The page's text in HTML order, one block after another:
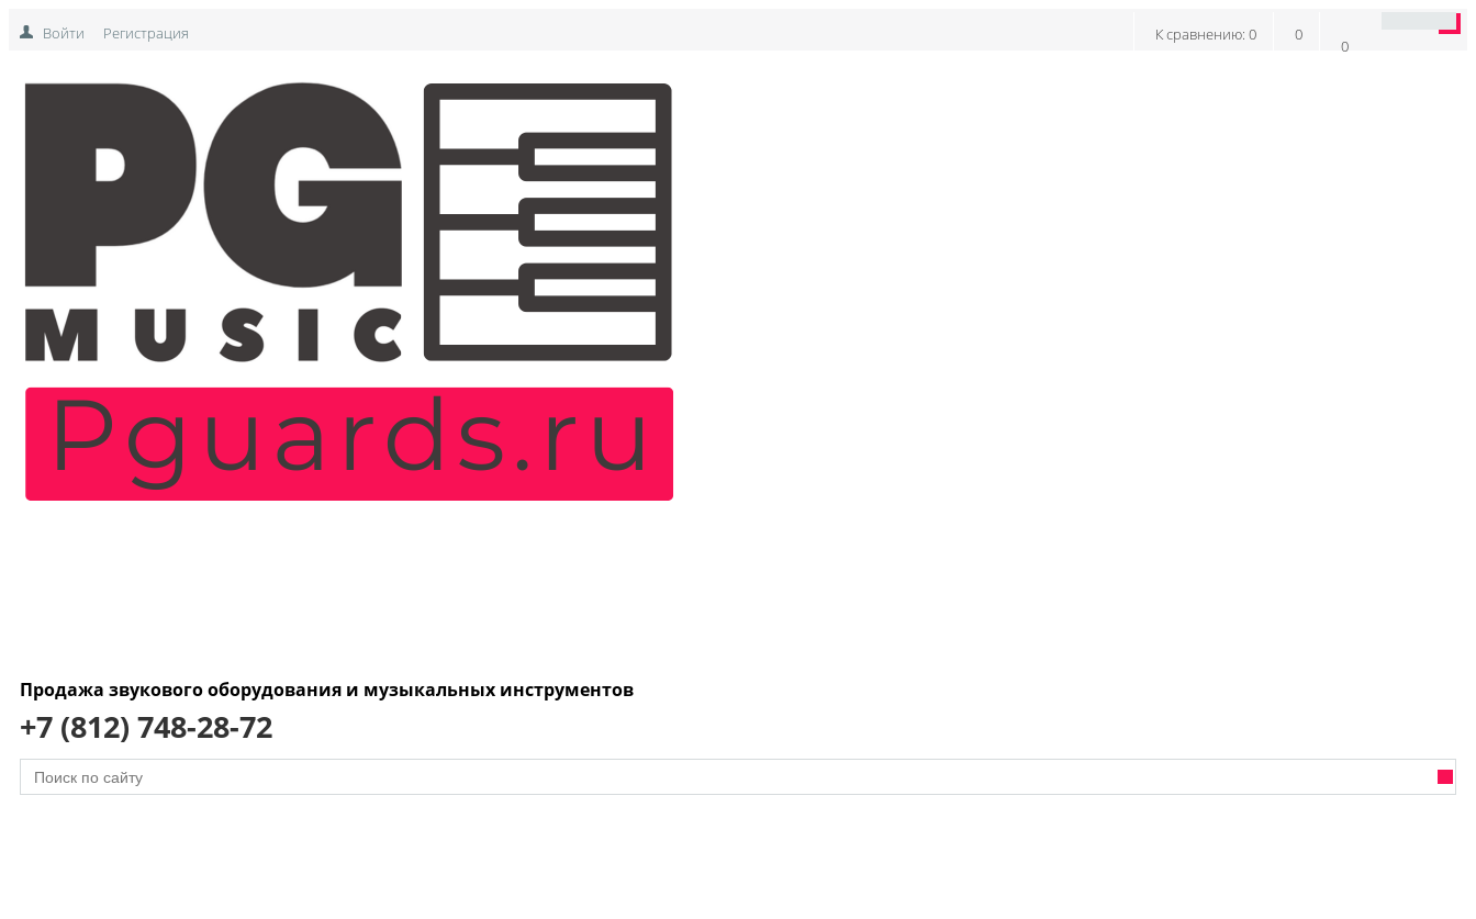
Войти Регистрация
0
0
К сравнению: 0
Продажа звукового оборудования и музыкальных инструментов
+7 (812) 748-28-72